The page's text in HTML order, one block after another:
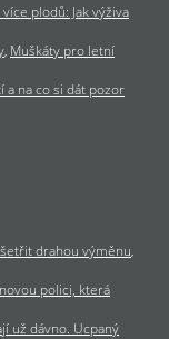
plodů: Jak výživa
Muškáty pro letní
a na co si dát pozor
drahou výměnu
polici, která
už dávno. Ucpaný